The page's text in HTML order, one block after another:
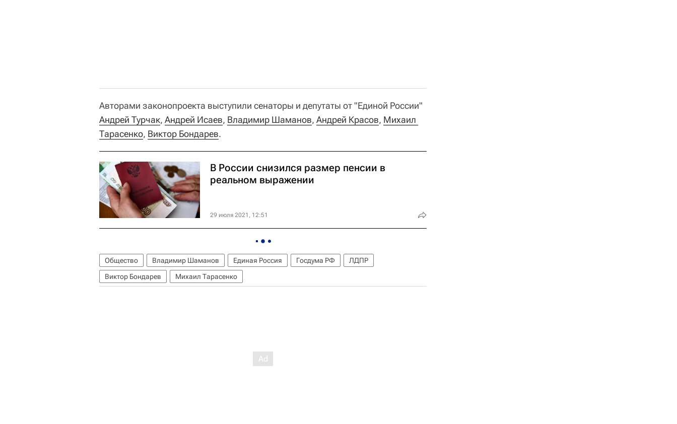
Авторами законопроекта выступили сенаторы и депутаты от "Единой России"
Андрей Турчак, Андрей Исаев, Владимир Шаманов, Андрей Красов, Михаил
Тарасенко, Виктор Бондарев.
В России снизился размер пенсии в
реальном выражении
29 июля 2021, 12:51
Общество Владимир Шаманов Единая Россия Госдума РФ
ЛДПР
Виктор Бондарев
Михаил Тарасенко